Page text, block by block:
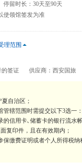
停留时长：30天至90天
使领馆签发为准
理范围
的签证 供应商：西安国旅
自治区；
管辖范围时需提交以下3选一
信用卡､储蓄卡的银行流水
复印件，且在有效期内；
缴费证明或者个人所得税纳